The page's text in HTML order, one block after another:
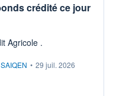
crédité ce jour
Agricole .
SAIQEN • 29 juil. 2026